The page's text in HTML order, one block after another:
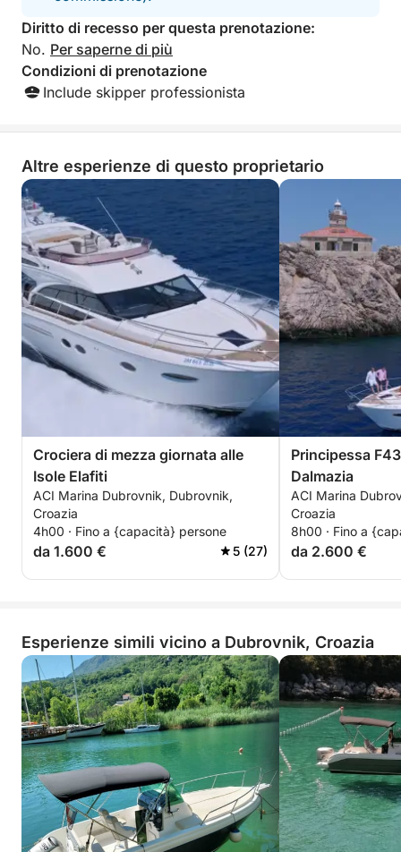
Diritto di recesso per questa prenotazione:
No. Per saperne di più
Condizioni di prenotazione
Include skipper professionista
Altre esperienze di questo proprietario
Crociera di mezza giornata alle
Isole Elafiti
ACI Marina Dubrovnik, Dubrovnik,
Croazia
4h00 · Fino a {capacità} persone
da 1.600 € 5 (27)
Principessa
Dalmazia
ACI Marina
Croazia
8h00 · Fino a
da 2.600 €
Esperienze simili vicino a Dubrovnik, Croazia